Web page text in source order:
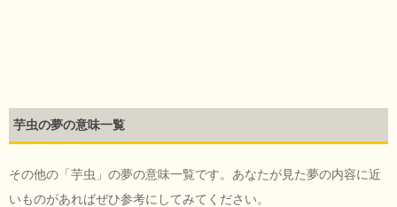
芋虫の夢の意味一覧
その他の「芋虫」の夢の意味一覧です。あなたが見た夢の内容に近
いものがあればぜひ参考にしてみてください。